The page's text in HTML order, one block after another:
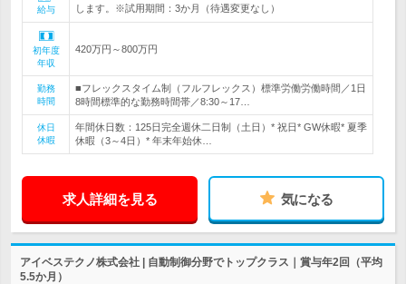
給与 します。※試用期間：3か月（待遇変更なし）
初年度
年収
420万円～800万円
勤務
時間
■フレックスタイム制（フルフレックス）標準労働労働時間／1日
8時間標準的な勤務時間帯／8:30～17…
休日
休暇
年間休日数：125日完全週休二日制（土日）* 祝日* GW休暇* 夏季
休暇（3～4日）* 年末年始休…
求人詳細を見る 気になる
アイベステクノ株式会社 | 自動制御分野でトップクラス｜賞与年2回（平均
5.5か月）